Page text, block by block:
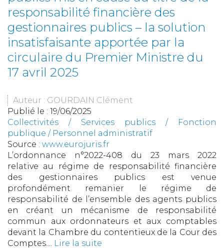
responsabilité financière des
gestionnaires publics – la solution
insatisfaisante apportée par la
circulaire du Premier Ministre du
17 avril 2025
Auteur : GOURDAIN Clément
Publié le : 19/06/2025
Collectivités / Services publics /
Fonction
publique / Personnel administratif
Source : www.eurojuris.fr
L’ordonnance n°2022-408 du 23 mars 2022
relative au régime de responsabilité financière
des gestionnaires publics est venue
profondément remanier le régime de
responsabilité de l’ensemble des agents publics
en créant un mécanisme de responsabilité
commun aux ordonnateurs et aux comptables
devant la Chambre du contentieux de la Cour des
Comptes.... Lire la suite